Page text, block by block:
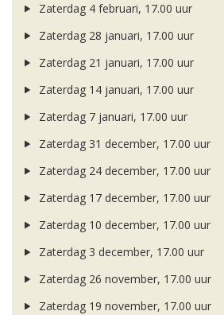
Zaterdag 4 februari, 17.00 uur
Zaterdag 28 januari, 17.00 uur
Zaterdag 21 januari, 17.00 uur
Zaterdag 14 januari, 17.00 uur
Zaterdag 7 januari, 17.00 uur
Zaterdag 31 december, 17.00 uur
Zaterdag 24 december, 17.00 uur
Zaterdag 17 december, 17.00 uur
Zaterdag 10 december, 17.00 uur
Zaterdag 3 december, 17.00 uur
Zaterdag 26 november, 17.00 uur
Zaterdag 19 november, 17.00 uur